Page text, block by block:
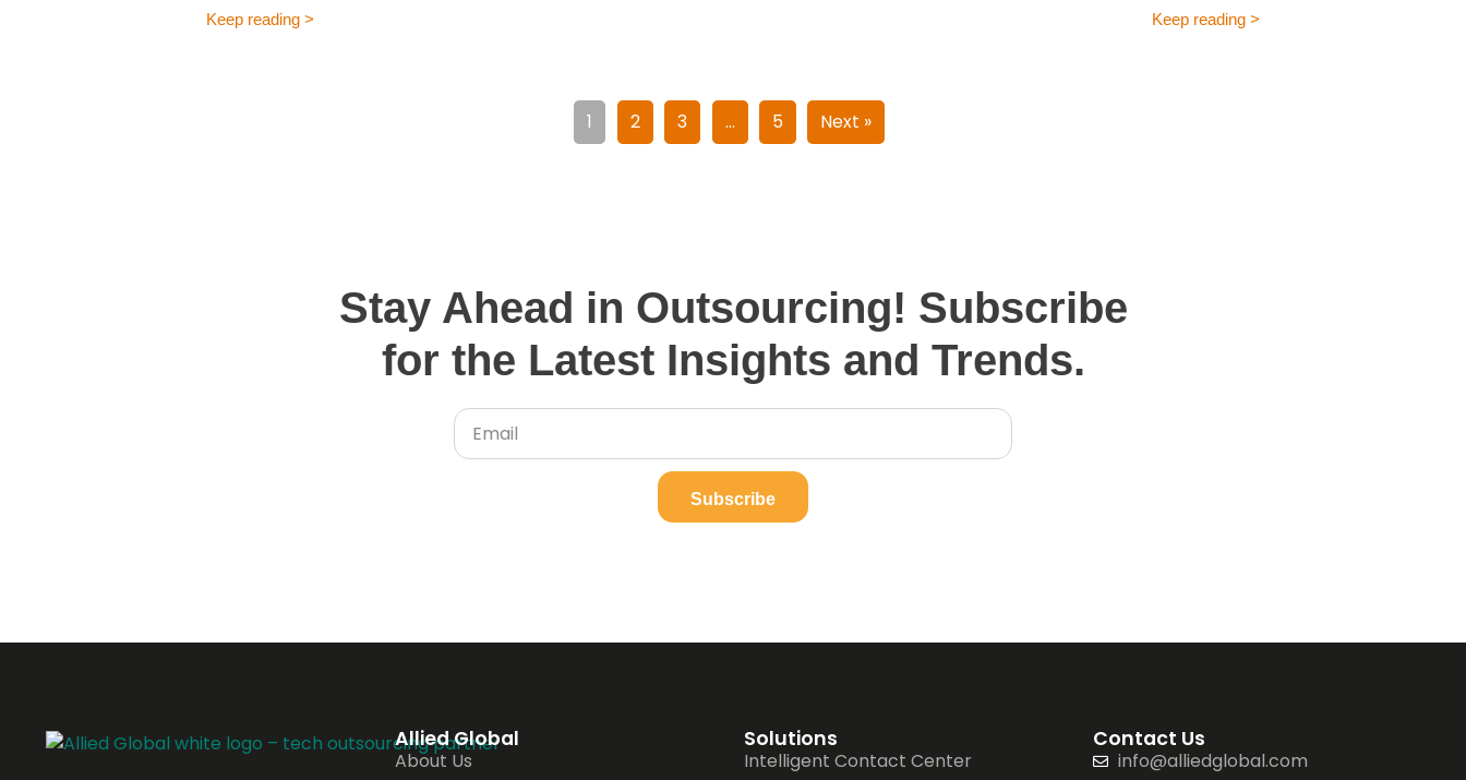
Keep reading > Keep reading >
1 2 3 … 5 Next »
Stay Ahead in Outsourcing! Subscribe
for the Latest Insights and Trends.
Subscribe
Allied Global
About Us
Solutions
Intelligent Contact Center
Contact Us
info@alliedglobal.com